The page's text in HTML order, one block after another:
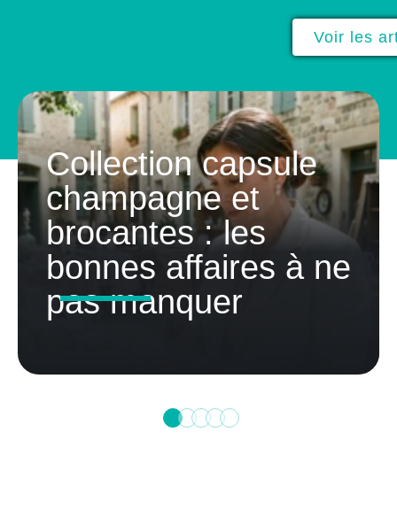
Voir les
Collection capsule
champagne et
brocantes : les
bonnes affaires à ne
pas manquer